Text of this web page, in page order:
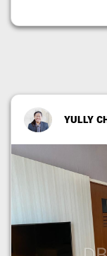
YULLY